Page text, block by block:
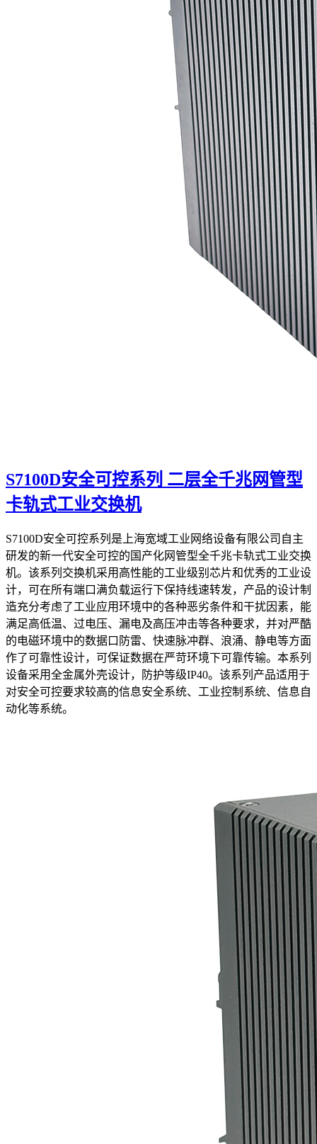
S7100D安全可控系列 二层全千兆网管型
卡轨式工业交换机
S7100D安全可控系列是上海宽域工业网络设备有限公司自主
研发的新一代安全可控的国产化网管型全千兆卡轨式工业交换
机。该系列交换机采用高性能的工业级别芯片和优秀的工业设
计，可在所有端口满负载运行下保持线速转发，产品的设计制
造充分考虑了工业应用环境中的各种恶劣条件和干扰因素，能
满足高低温、过电压、漏电及高压冲击等各种要求，并对严酷
的电磁环境中的数据口防雷、快速脉冲群、浪涌、静电等方面
作了可靠性设计，可保证数据在严苛环境下可靠传输。本系列
设备采用全金属外壳设计，防护等级IP40。该系列产品适用于
对安全可控要求较高的信息安全系统、工业控制系统、信息自
动化等系统。